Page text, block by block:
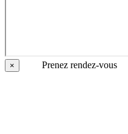
× Prenez rendez-vous